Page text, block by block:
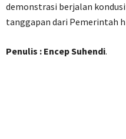
demonstrasi berjalan
tanggapan dari Pemerintah
Penulis : Encep Suhendi.